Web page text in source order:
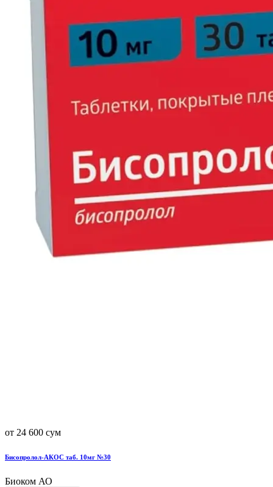
от 24 600 сум
Бисопролол-АКОС таб. 10мг №30
Биоком АО